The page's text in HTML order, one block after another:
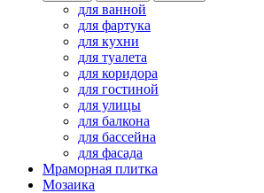
для ванной
для фартука
для кухни
для туалета
для коридора
для гостиной
для улицы
для балкона
для бассейна
для фасада
Мраморная плитка
Мозаика